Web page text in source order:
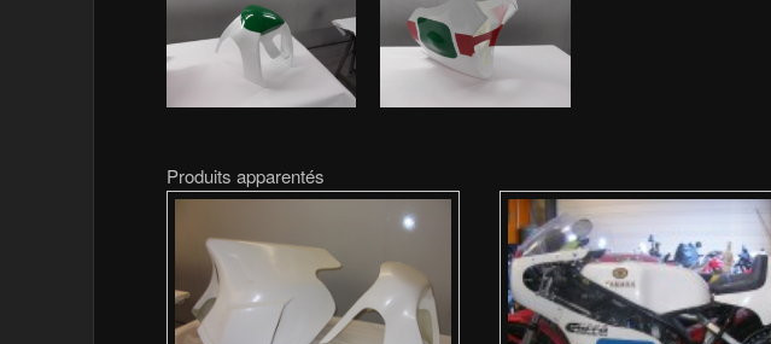
Produits apparentés